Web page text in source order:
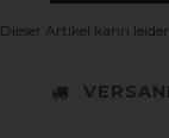
Dieser Artikel kann